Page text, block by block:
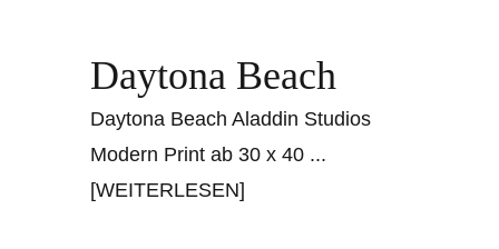
Daytona Beach
Daytona Beach Aladdin Studios
Modern Print ab 30 x 40 ...
[WEITERLESEN]